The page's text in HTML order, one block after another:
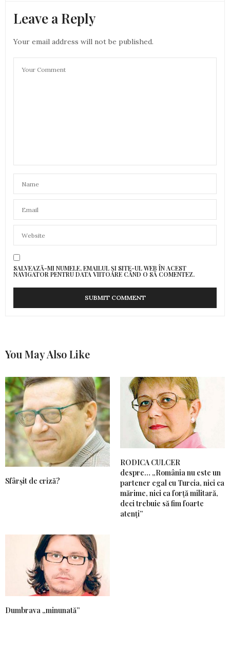
Leave a Reply
Your email address will not be published.
SALVEAZĂ-MI NUMELE, EMAILUL ȘI SITE-UL WEB ÎN ACEST
NAVIGATOR PENTRU DATA VIITOARE CÂND O SĂ COMENTEZ.
You May Also Like
Sfârșit de criză?
RODICA CULCER
despre… „România nu este un
partener egal cu Turcia, nici ca
mărime, nici ca forță militară,
deci trebuie să fim foarte
atenți”
Dumbrava „minunată”